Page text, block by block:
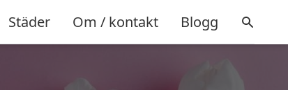
Städer Om / kontakt Blogg